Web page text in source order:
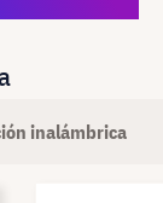
inalámbrica